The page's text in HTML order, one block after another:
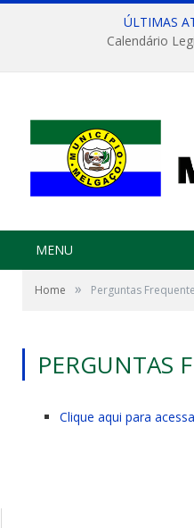
ÚLTIMAS
Calendário
MENU
Home » Perguntas
PERGUNTAS
Clique aqui para